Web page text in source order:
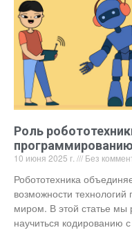
Роль
программированию
10 июня 2025 г. Без
Робототехника
возможности
миром. В этой статье мы
научиться кодированию